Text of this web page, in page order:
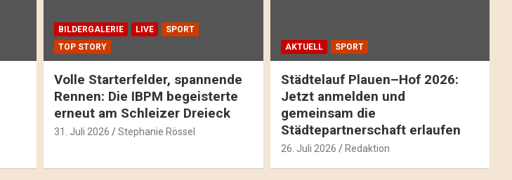
BILDERGALERIE LIVE
SPORT
TOP STORY
Volle Starterfelder, spannende
Rennen: Die IBPM begeisterte
erneut am Schleizer Dreieck
31. Juli 2026 Stephanie Rössel
AKTUELL SPORT
Städtelauf Plauen–Hof 2026:
Jetzt anmelden und
gemeinsam die
Städtepartnerschaft erlaufen
26. Juli 2026 Redaktion